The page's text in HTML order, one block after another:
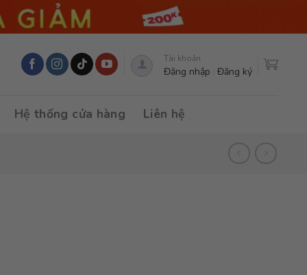
Tài khoản
Đăng nhập Đăng ký
Hệ thống cửa hàng Liên hệ